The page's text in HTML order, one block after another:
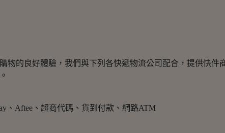
物的良好體驗，我們與下列各快遞物流公司配合，提供快件
、Aftee、超商代碼、貨到付款、網路ATM